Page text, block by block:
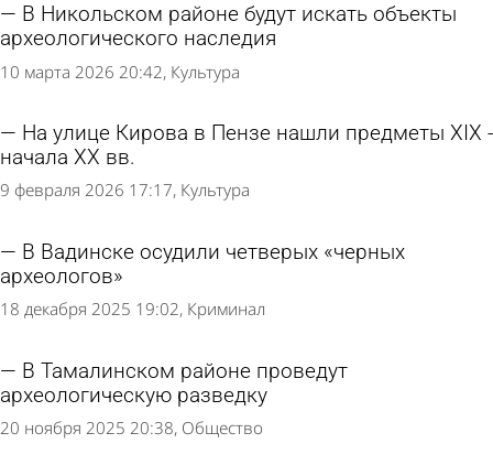
В Никольском районе будут искать объекты
археологического наследия
10 марта 2026 20:42 Культура
На улице Кирова в Пензе нашли предметы XIX -
начала XX вв.
9 февраля 2026 17:17 Культура
В Вадинске осудили четверых «черных
археологов»
18 декабря 2025 19:02 Криминал
В Тамалинском районе проведут
археологическую разведку
20 ноября 2025 20:38 Общество